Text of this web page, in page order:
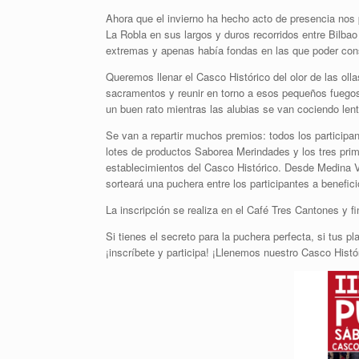
Ahora que el invierno ha hecho acto de presencia
La Robla en sus largos y duros recorridos entre
extremas y apenas había fondas en las que poder
Queremos llenar el Casco Histórico del olor de las
sacramentos y reunir en torno a esos pequeños
un buen rato mientras las alubias se van cociendo
Se van a repartir muchos premios: todos los
lotes de productos Saborea Merindades y los tres
establecimientos del Casco Histórico. Desde
sorteará una puchera entre los participantes a
La inscripción se realiza en el Café Tres Cantones y
Si tienes el secreto para la puchera perfecta, si tus
¡inscríbete y participa! ¡Llenemos nuestro Casco